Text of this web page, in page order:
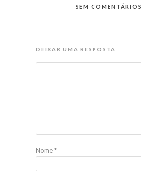
SEM COMENTÁRIOS
DEIXAR UMA RESPOSTA
Nome*